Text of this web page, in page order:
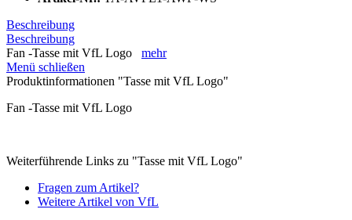
Beschreibung
Beschreibung
Fan -Tasse mit VfL Logo mehr
Menü schließen
Produktinformationen "Tasse mit VfL Logo"
Fan -Tasse mit VfL Logo
Weiterführende Links zu "Tasse mit VfL Logo"
Fragen zum Artikel?
Weitere Artikel von VfL